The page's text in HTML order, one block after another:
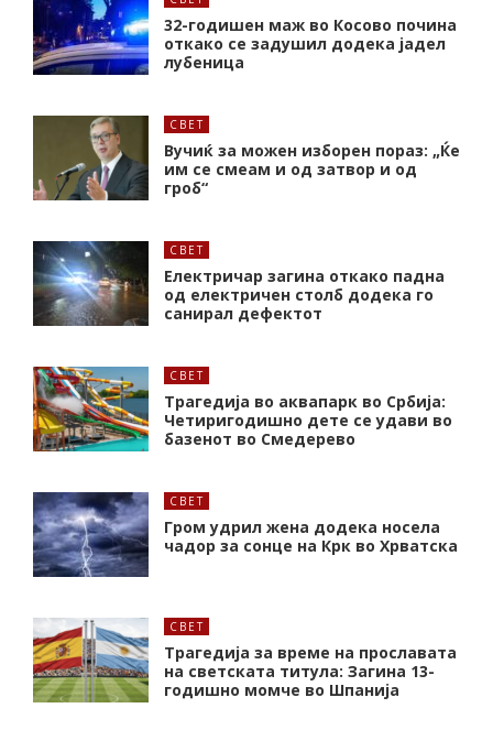
32-годишен маж во Косово почина
откако се задушил додека јадел
лубеница
СВЕТ
Вучиќ за можен изборен пораз: „Ќе
им се смеам и од затвор и од
гроб“
СВЕТ
Електричар загина откако падна
од електричен столб додека го
санирал дефектот
СВЕТ
Трагедија во аквапарк во Србија:
Четиригодишно дете се удави во
базенот во Смедерево
СВЕТ
Гром удрил жена додека носела
чадор за сонце на Крк во Хрватска
СВЕТ
Трагедија за време на прославата
на светската титула: Загина 13-
годишно момче во Шпанија